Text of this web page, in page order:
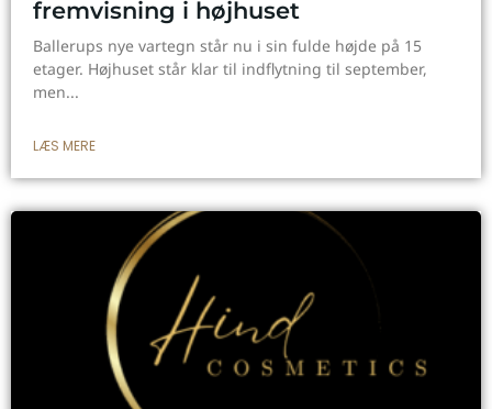
fremvisning i højhuset
Ballerups nye vartegn står nu i sin fulde højde på 15
etager. Højhuset står klar til indflytning til september,
men
LÆS MERE